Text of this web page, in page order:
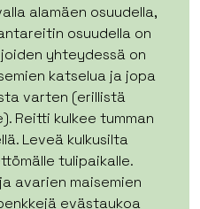
alamäen osuudella,
osuudella on
yhteydessä on
katselua ja jopa
varten (erillistä
Reitti kulkee tumman
Leveä kulkusilta
tulipaikalle.
avarien maisemien
evästaukoa